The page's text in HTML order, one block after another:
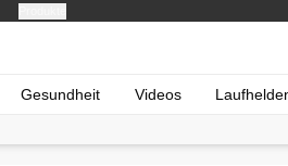
Gesundheit Videos